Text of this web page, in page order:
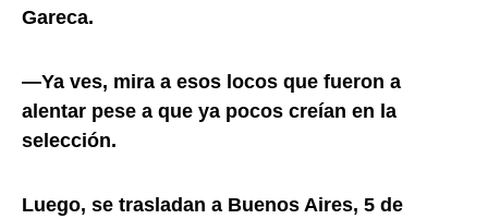
Gareca.
—Ya ves, mira a esos locos que fueron a
alentar pese a que ya pocos creían en la
selección.
Luego, se trasladan a Buenos Aires, 5 de